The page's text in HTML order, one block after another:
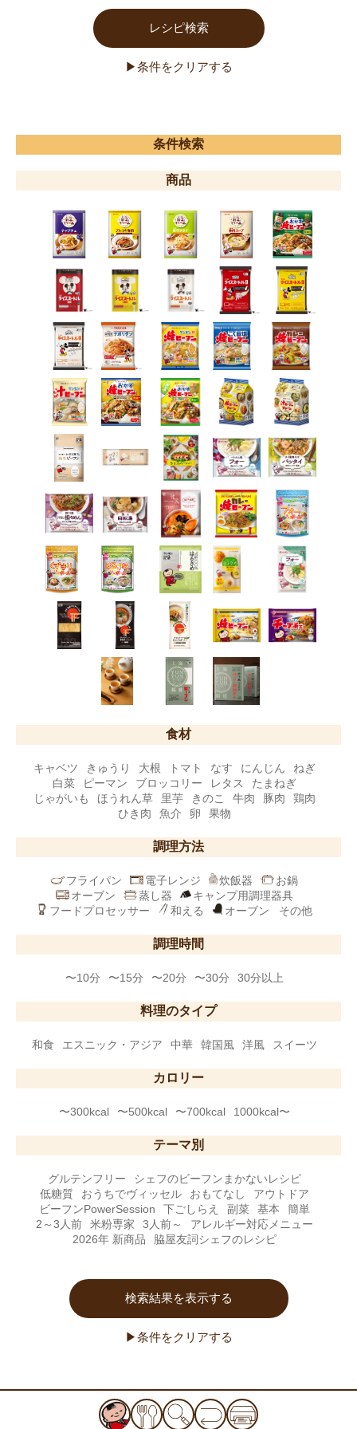
条件検索
商品
食材
キャベツ きゅうり 大根 トマト なす にんじん
ねぎ
白菜
ピーマン ブロッコリー レタス
たまねぎ
じゃがいも
ほうれん草 里芋 きのこ 牛肉 豚肉
鶏肉
ひき肉
魚介 卵 果物
調理方法
フライパン 電子レンジ 炊飯器
お鍋
オーブン
蒸し器
キャンプ用調理器具
フードプロセッサー
和える オーブン その他
調理時間
〜10分 〜15分 〜20分 〜30分 30分以上
料理のタイプ
和食 エスニック・アジア 中華 韓国風 洋風 スイーツ
カロリー
〜300kcal 〜500kcal 〜700kcal 1000kcal〜
テーマ別
グルテンフリー
シェフのビーフンまかないレシピ
低糖質
おうちでヴィッセル おもてなし
アウトドア
ビーフンPowerSession
下ごしらえ 副菜 基本
簡単
2～3人前
米粉専家 3人前～
アレルギー対応メニュー
2026年 新商品
脇屋友詞シェフのレシピ